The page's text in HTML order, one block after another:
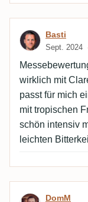
Bewertung
Basti
Sept. 2024
wirklich mit
passt für mich
mit tropischen
schön intensiv
leichten
Bewertung
DomM